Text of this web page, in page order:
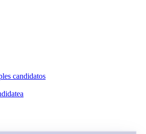
candidatos